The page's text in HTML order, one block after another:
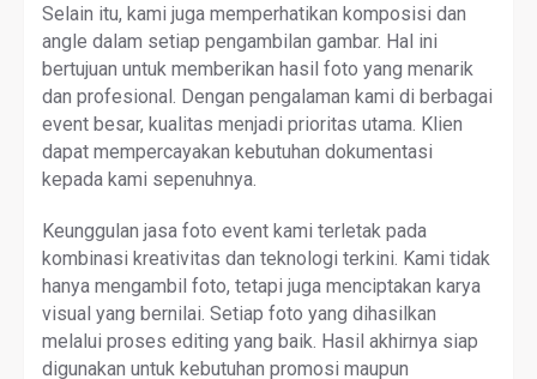
Selain itu, kami juga memperhatikan komposisi dan
angle dalam setiap pengambilan gambar. Hal ini
bertujuan untuk memberikan hasil foto yang menarik
dan profesional. Dengan pengalaman kami di berbagai
event besar, kualitas menjadi prioritas utama. Klien
dapat mempercayakan kebutuhan dokumentasi
kepada kami sepenuhnya.
Keunggulan jasa foto event kami terletak pada
kombinasi kreativitas dan teknologi terkini. Kami tidak
hanya mengambil foto, tetapi juga menciptakan karya
visual yang bernilai. Setiap foto yang dihasilkan
melalui proses editing yang baik. Hasil akhirnya siap
digunakan untuk kebutuhan promosi maupun